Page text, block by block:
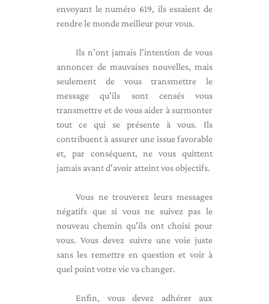
envoyant le numéro 619, ils essaient de
rendre le monde meilleur pour vous.
Ils n'ont jamais l'intention de vous
annoncer de mauvaises nouvelles, mais
seulement de vous transmettre le
message qu'ils sont censés vous
transmettre et de vous aider à surmonter
tout ce qui se présente à vous. Ils
contribuent à assurer une issue favorable
et, par conséquent, ne vous quittent
jamais avant d'avoir atteint vos objectifs.
Vous ne trouverez leurs messages
négatifs que si vous ne suivez pas le
nouveau chemin qu'ils ont choisi pour
vous. Vous devez suivre une voie juste
sans les remettre en question et voir à
quel point votre vie va changer.
Enfin, vous devez adhérer aux